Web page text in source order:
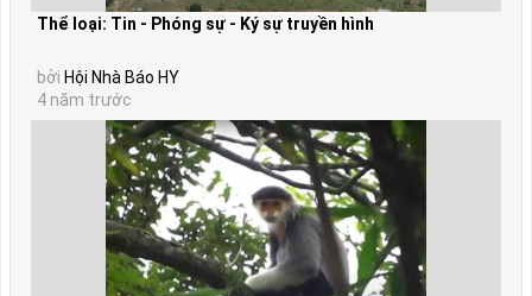
Thể loại: Tin - Phóng sự - Ký sự truyền hình
bởi Hội Nhà Báo HY
4 năm trước